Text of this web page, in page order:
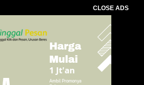
CLOSE ADS